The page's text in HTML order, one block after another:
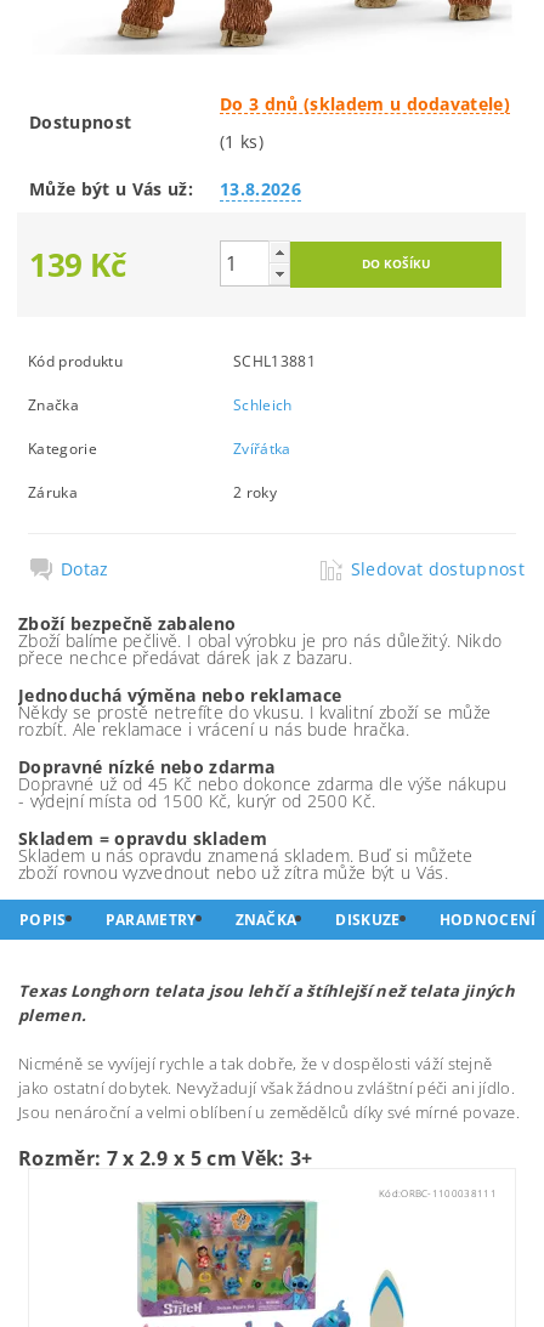
Dostupnost
Do 3 dnů (skladem u dodavatele)
(1 ks)
Může být u Vás už: 13.8.2026
139 Kč
Kód produktu SCHL13881
Značka Schleich
Kategorie Zvířátka
Záruka 2 roky
Dotaz Sledovat dostupnost
Zboží bezpečně zabaleno
Zboží balíme pečlivě. I obal výrobku je pro nás důležitý. Nikdo
přece nechce předávat dárek jak z bazaru.
Jednoduchá výměna nebo reklamace
Někdy se prostě netrefíte do vkusu. I kvalitní zboží se může
rozbít. Ale reklamace i vrácení u nás bude hračka.
Dopravné nízké nebo zdarma
Dopravné už od 45 Kč nebo dokonce zdarma dle výše nákupu
- výdejní místa od 1500 Kč, kurýr od 2500 Kč.
Skladem = opravdu skladem
Skladem u nás opravdu znamená skladem. Buď si můžete
zboží rovnou vyzvednout nebo už zítra může být u Vás.
POPIS PARAMETRY ZNAČKA DISKUZE HODNOCENÍ
Texas Longhorn telata jsou lehčí a štíhlejší než telata jiných
plemen.
Nicméně se vyvíjejí rychle a tak dobře, že v dospělosti váží stejně
jako ostatní dobytek. Nevyžadují však žádnou zvláštní péči ani jídlo.
Jsou nenároční a velmi oblíbení u zemědělců díky své mírné povaze.
Rozměr: 7 x 2.9 x 5 cmVěk: 3+
Kód:ORBC-1100038111